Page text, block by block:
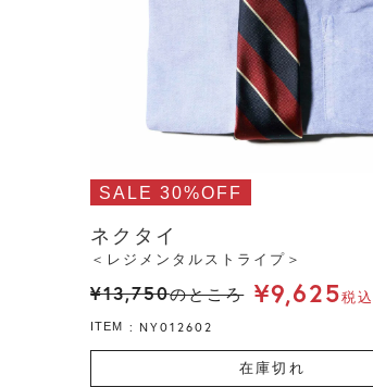
SALE 30%OFF
ネクタイ
＜レジメンタルストライプ＞
¥13,750のところ ¥9,625税込
ITEM NY012602
在庫切れ